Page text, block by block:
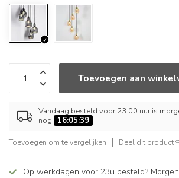
Toevoegen aan
Vandaag besteld voor 23.00 uur is
nog
16:05:39
Toevoegen om te vergelijken Deel dit product
Op werkdagen voor 23u besteld?